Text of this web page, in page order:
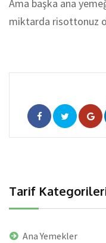
Ama başka ana
miktarda risottonuz
Tarif
Ana Yemekler